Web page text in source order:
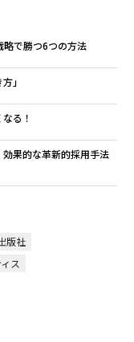
略で勝つ6つの方法
」
る！
果的な革新的採用手法
版社
ス